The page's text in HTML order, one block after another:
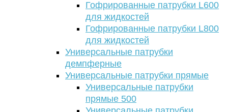
Гофрированные патрубки L600
для жидкостей
Гофрированные патрубки L800
для жидкостей
Универсальные патрубки
демпферные
Универсальные патрубки прямые
Универсальные патрубки
прямые 500